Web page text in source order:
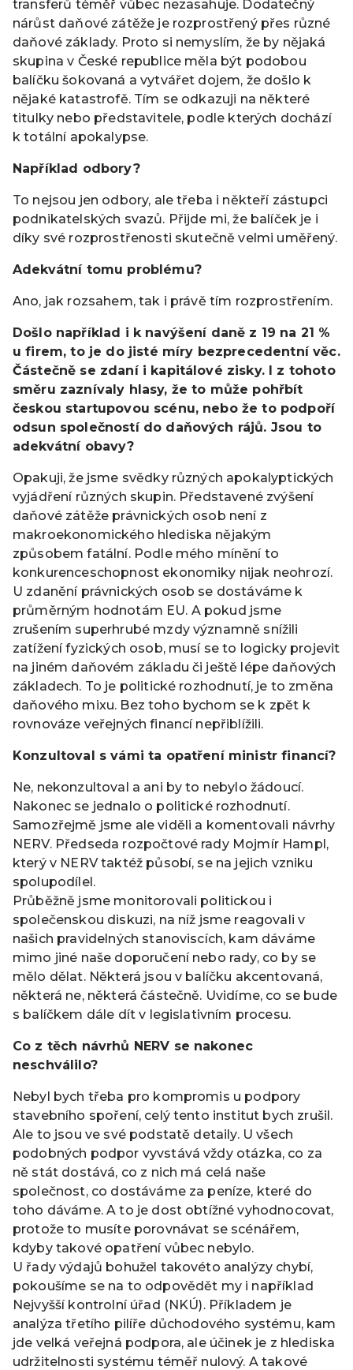
transferů téměř vůbec nezasahuje. Dodatečný
nárůst daňové zátěže je rozprostřený přes různé
daňové základy. Proto si nemyslím, že by nějaká
skupina v České republice měla být podobou
balíčku šokovaná a vytvářet dojem, že došlo k
nějaké katastrofě. Tím se odkazuji na některé
titulky nebo představitele, podle kterých dochází
k totální apokalypse.
Například odbory?
To nejsou jen odbory, ale třeba i někteří zástupci
podnikatelských svazů. Přijde mi, že balíček je i
díky své rozprostřenosti skutečně velmi uměřený.
Adekvátní tomu problému?
Ano, jak rozsahem, tak i právě tím rozprostřením.
Došlo například i k navýšení daně z 19 na 21 %
u firem, to je do jisté míry bezprecedentní věc.
Částečně se zdaní i kapitálové zisky. I z tohoto
směru zaznívaly hlasy, že to může pohřbít
českou startupovou scénu, nebo že to podpoří
odsun společností do daňových rájů. Jsou to
adekvátní obavy?
Opakuji, že jsme svědky různých apokalyptických
vyjádření různých skupin. Představené zvýšení
daňové zátěže právnických osob není z
makroekonomického hlediska nějakým
způsobem fatální. Podle mého mínění to
konkurenceschopnost ekonomiky nijak neohrozí.
U zdanění právnických osob se dostáváme k
průměrným hodnotám EU. A pokud jsme
zrušením superhrubé mzdy významně snížili
zatížení fyzických osob, musí se to logicky projevit
na jiném daňovém základu či ještě lépe daňových
základech. To je politické rozhodnutí, je to změna
daňového mixu. Bez toho bychom se k zpět k
rovnováze veřejných financí nepřiblížili.
Konzultoval s vámi ta opatření ministr financí?
Ne, nekonzultoval a ani by to nebylo žádoucí.
Nakonec se jednalo o politické rozhodnutí.
Samozřejmě jsme ale viděli a komentovali návrhy
NERV. Předseda rozpočtové rady Mojmír Hampl,
který v NERV taktéž působí, se na jejich vzniku
spolupodílel.
Průběžně jsme monitorovali politickou i
společenskou diskuzi, na níž jsme reagovali v
našich pravidelných stanoviscích, kam dáváme
mimo jiné naše doporučení nebo rady, co by se
mělo dělat. Některá jsou v balíčku akcentovaná,
některá ne, některá částečně. Uvidíme, co se bude
s balíčkem dále dít v legislativním procesu.
Co z těch návrhů NERV se nakonec
neschválilo?
Nebyl bych třeba pro kompromis u podpory
stavebního spoření, celý tento institut bych zrušil.
Ale to jsou ve své podstatě detaily. U všech
podobných podpor vyvstává vždy otázka, co za
ně stát dostává, co z nich má celá naše
společnost, co dostáváme za peníze, které do
toho dáváme. A to je dost obtížné vyhodnocovat,
protože to musíte porovnávat se scénářem,
kdyby takové opatření vůbec nebylo.
U řady výdajů bohužel takovéto analýzy chybí,
pokoušíme se na to odpovědět my i například
Nejvyšší kontrolní úřad (NKÚ). Příkladem je
analýza třetího pilíře důchodového systému, kam
jde velká veřejná podpora, ale účinek je z hlediska
udržitelnosti systému téměř nulový. A takové